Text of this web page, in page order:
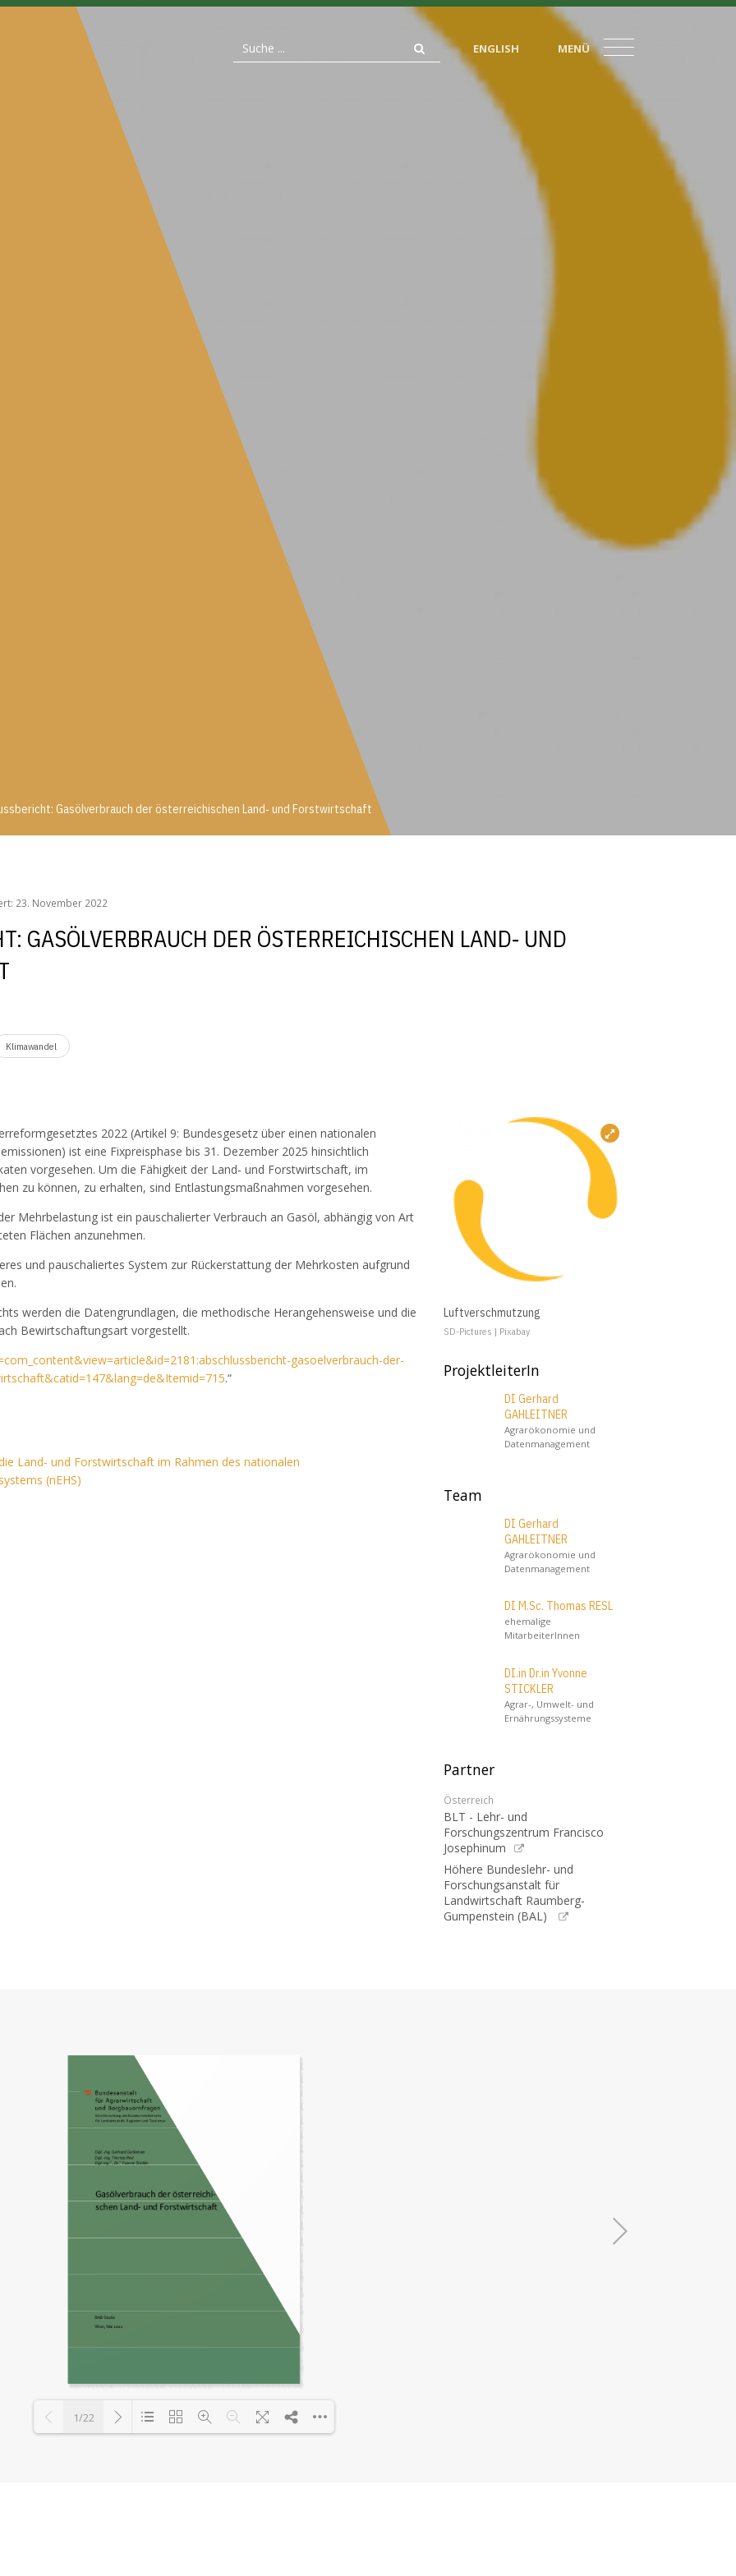
ENGLISH MENÜ
Gasölverbrauch der österreichischen Land‐ und Forstwirtschaft
23. November 2022
GASÖLVERBRAUCH DER ÖSTERREICHISCHEN LAND‐ UND
Klimawandel
2022 (Artikel 9: Bundesgesetz über einen nationalen
ist eine Fixpreisphase bis 31. Dezember 2025 hinsichtlich
vorgesehen. Um die Fähigkeit der Land‐ und Forstwirtschaft, im
zu können, zu erhalten, sind Entlastungsmaßnahmen vorgesehen.
Mehrbelastung ist ein pauschalierter Verbrauch an Gasöl, abhängig von Art
Flächen anzunehmen.
und pauschaliertes System zur Rückerstattung der Mehrkosten aufgrund
werden die Datengrundlagen, die methodische Herangehensweise und die
Bewirtschaftungsart vorgestellt.
gasoelverbrauch-der-
.“
Land- und Forstwirtschaft im Rahmen des nationalen
(nEHS)
Luftverschmutzung
SD-Pictures | Pixabay
ProjektleiterIn
DI Gerhard
GAHLEITNER
Agrarökonomie und
Datenmanagement
Team
DI Gerhard
GAHLEITNER
Agrarökonomie und
Datenmanagement
DI M.Sc. Thomas RESL
ehemalige
MitarbeiterInnen
DI.in Dr.in Yvonne
STICKLER
Agrar-, Umwelt- und
Ernährungssysteme
Partner
Österreich
BLT - Lehr- und
Forschungszentrum Francisco
Josephinum
Höhere Bundeslehr- und
Forschungsanstalt für
Landwirtschaft Raumberg-
Gumpenstein (BAL)
1/22